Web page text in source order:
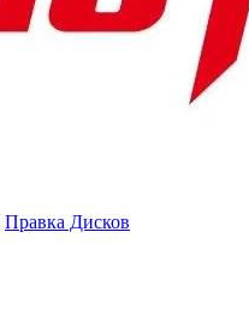
Правка Дисков